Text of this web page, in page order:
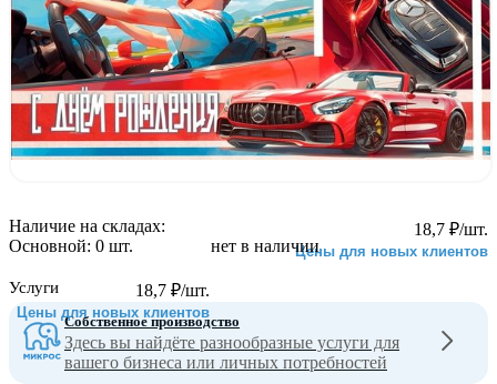
18,7 ₽/шт.
Цены для новых клиентов
нет в наличии
18,7 ₽/шт.
Цены для новых клиентов
Наличие на складах:
Основной: 0 шт.
Услуги
Собственное производство
Здесь вы найдёте разнообразные услуги для
вашего бизнеса или личных потребностей